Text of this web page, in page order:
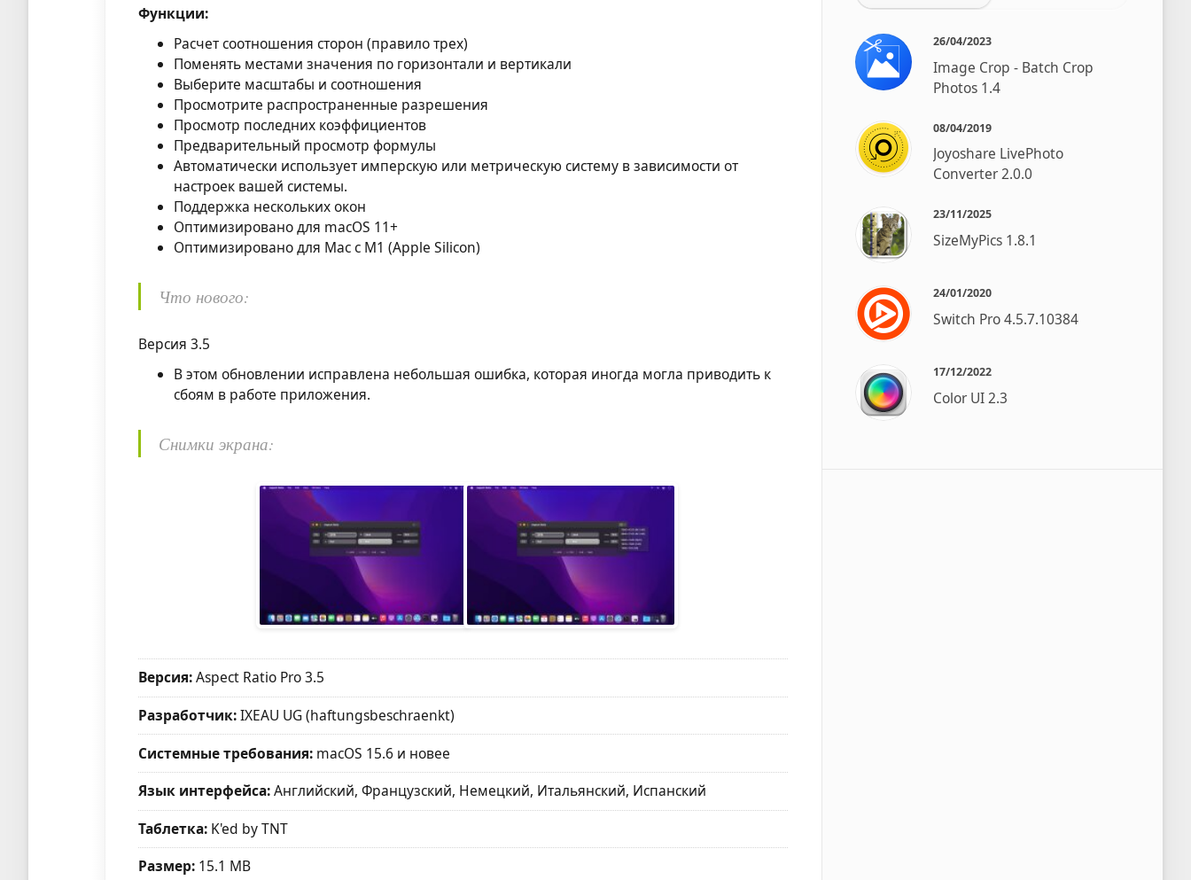
Функции:
Расчет соотношения сторон (правило трех)
Поменять местами значения по горизонтали и вертикали
Выберите масштабы и соотношения
Просмотрите распространенные разрешения
Просмотр последних коэффициентов
Предварительный просмотр формулы
Автоматически использует имперскую или метрическую систему в зависимости от
настроек вашей системы.
Поддержка нескольких окон
Оптимизировано для macOS 11+
Оптимизировано для Mac с M1 (Apple Silicon)
Что нового:
Версия 3.5
В этом обновлении исправлена ​​небольшая ошибка, которая иногда могла приводить к
сбоям в работе приложения.
Снимки экрана:
Версия:Aspect Ratio Pro 3.5
Разработчик:IXEAU UG (haftungsbeschraenkt)
Системные требования: macOS 15.6 и новее
Язык интерфейса:Английский, Французский, Немецкий, Итальянский, Испанский
Таблетка: K'ed by TNT
Размер: 15.1 MB
26/04/2023
Image Crop - Batch Crop
Photos 1.4
08/04/2019
Joyoshare LivePhoto
Converter 2.0.0
23/11/2025
SizeMyPics 1.8.1
24/01/2020
Switch Pro 4.5.7.10384
17/12/2022
Color UI 2.3